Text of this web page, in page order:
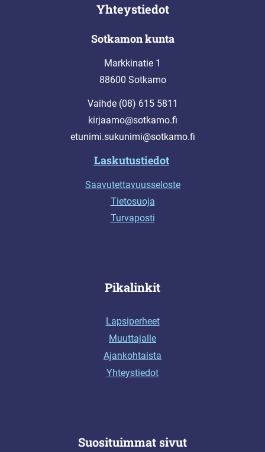
Yhteystiedot
Sotkamon kunta
Markkinatie 1
88600 Sotkamo
Vaihde (08) 615 5811
kirjaamo@sotkamo.fi
etunimi.sukunimi@sotkamo.fi
Laskutustiedot
Saavutettavuusseloste
Tietosuoja
Turvaposti
Pikalinkit
Lapsiperheet
Muuttajalle
Ajankohtaista
Yhteystiedot
Suosituimmat sivut